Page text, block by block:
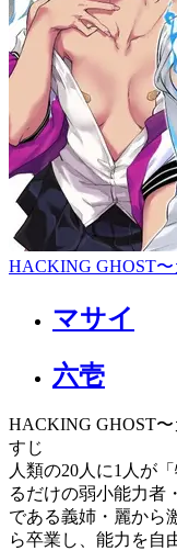
HACKING GHOST
マサイ
六壱
HACKING GHOST
すじ
人類の20人に1人が
るだけの弱小能力者
である義姉・麗から
ら卒業し、能力を自